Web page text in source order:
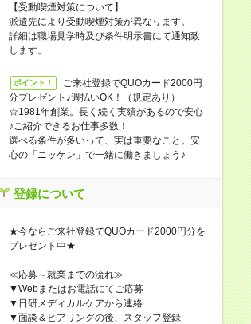
【受動喫煙対策について】
派遣先により受動喫煙対策が異なります。
詳細は職場見学時及び条件明示書にて通知致
します。
ポイント！
ご来社登録でQUOカード2000円
分プレゼント♪週払いOK！（規定あり）
☆1981年創業。長く続く実績があるので安心
♪ご紹介できるお仕事多数！
選べる条件が多いって、実は重要なこと。安
心の「ニッケン」で一緒に働きましょう♪
登録について
★今ならご来社登録でQUOカード2000円分を
プレゼント中★
≪応募～就業までの流れ≫
▼Webまたはお電話にてご応募
▼日研メディカルケアから連絡
▼面談＆ヒアリングの後、スタッフ登録